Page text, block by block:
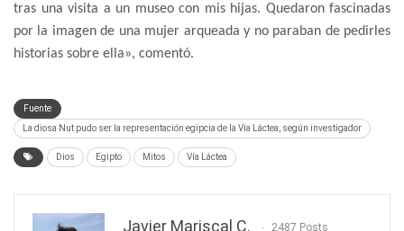
tras una visita a un museo con mis hijas. Quedaron fascinadas
por la imagen de una mujer arqueada y no paraban de pedirles
historias sobre ella», comentó.
Fuente
La diosa Nut pudo ser la representación egipcia de la Vía Láctea, según investigador
Dios Egipto Mitos Vía Láctea
Javier Mariscal C. 2487 Posts